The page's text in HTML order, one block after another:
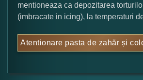
mentioneaza ca depozitarea
(imbracate in icing), la temperaturi
Atentionare pasta de zahăr și